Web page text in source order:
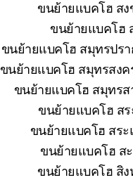
ขนย้ายแบคโฮ สง
ขนย้ายแบคโฮ
ขนย้ายแบคโฮ สมุทรปรา
ขนย้ายแบคโฮ สมุทรสงค
ขนย้ายแบคโฮ สมุทรส
ขนย้ายแบคโฮ สร
ขนย้ายแบคโฮ สระ
ขนย้ายแบคโฮ ส
ขนย้ายแบคโฮ สิง